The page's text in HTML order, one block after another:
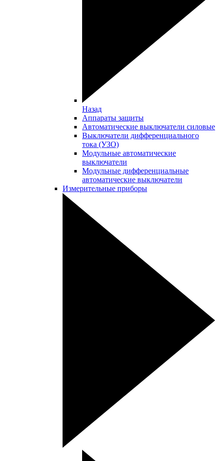
Назад
Аппараты защиты
Автоматические выключатели силовые
Выключатели дифференциального
тока (УЗО)
Модульные автоматические
выключатели
Модульные дифференциальные
автоматические выключатели
Измерительные приборы